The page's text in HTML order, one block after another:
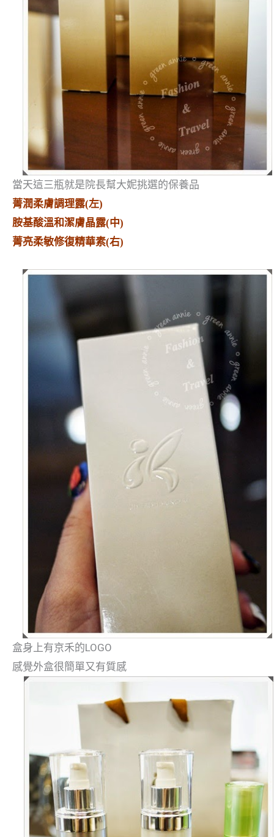
當天這三瓶就是院長幫大妮挑選的保養品
菁潤柔膚調理露(左)
胺基酸溫和潔膚晶露(中)
菁亮柔敏修復精華素(右)
盒身上有京禾的LOGO
感覺外盒很簡單又有質感